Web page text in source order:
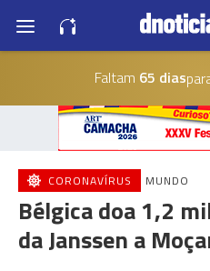
Faltam 65 dias
CORONAVÍRUS MUNDO
Bélgica doa 1,2
da Janssen a